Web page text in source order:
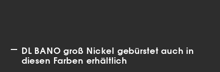
DL BANO groß Nickel gebürstet auch in
diesen Farben erhältlich